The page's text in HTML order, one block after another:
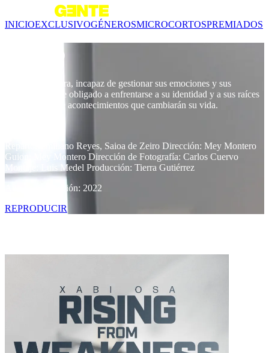
INICIOEXCLUSIVOGÉNEROSMICROCORTOSPREMIADOS
Kosovo
Un hombre cabra, incapaz de gestionar sus emociones y sus
relaciones, se ve obligado a enfrentarse a su identidad y a sus raíces
tras una serie de acontecimientos que cambiarán su vida.
Reparto: Emiliano Reyes, Saioa de Zeiro Dirección: Mey Montero
Guion: Mey Montero Dirección de Fotografía: Carlos Cuervo
Montaje: Luis Medel Producción: Tierra Gutiérrez
Año de producción: 2022
REPRODUCIR